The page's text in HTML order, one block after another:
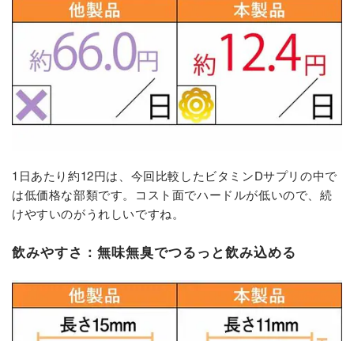
1日あたり約12円は、今回比較したビタミンDサプリの中で
は低価格な部類です。コスト面でハードルが低いので、続
けやすいのがうれしいですね。
飲みやすさ：無味無臭でつるっと飲み込める